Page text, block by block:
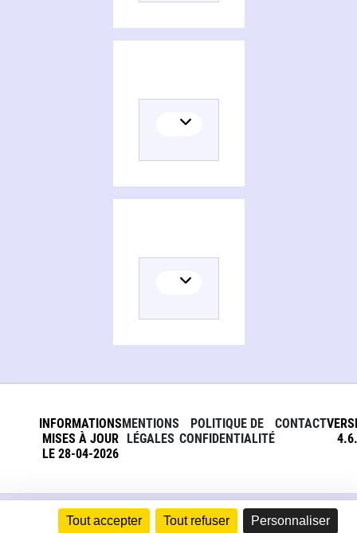
Tout accepter Tout refuser Personnaliser
INFORMATIONS
MISES À JOUR
LE 28-04-2026
MENTIONS
LÉGALES
POLITIQUE DE
CONFIDENTIALITÉ
CONTACT